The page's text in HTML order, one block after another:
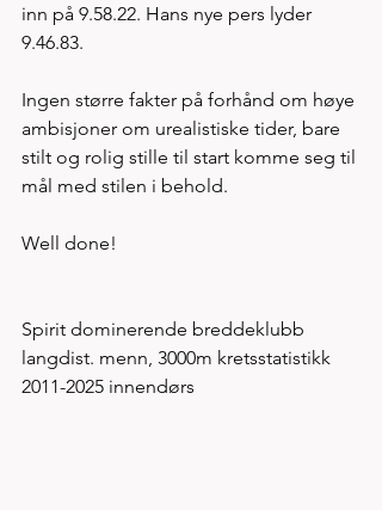
inn på 9.58.22. Hans nye pers lyder
9.46.83.
Ingen større fakter på forhånd om høye
ambisjoner om urealistiske tider, bare
stilt og rolig stille til start komme seg til
mål med stilen i behold.
Well done!
Spirit dominerende breddeklubb
langdist. menn, 3000m kretsstatistikk
2011-2025 innendørs